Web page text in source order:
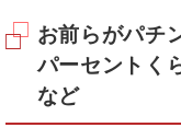
お前らがパチ
パーセントく
など